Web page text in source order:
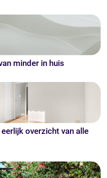
minder in huis
overzicht van alle